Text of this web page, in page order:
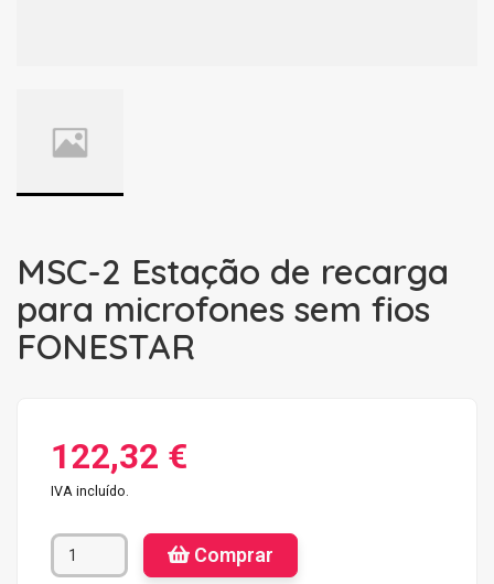
MSC-2 Estação de recarga
para microfones sem fios
FONESTAR
122,32 €
IVA incluído.
Comprar